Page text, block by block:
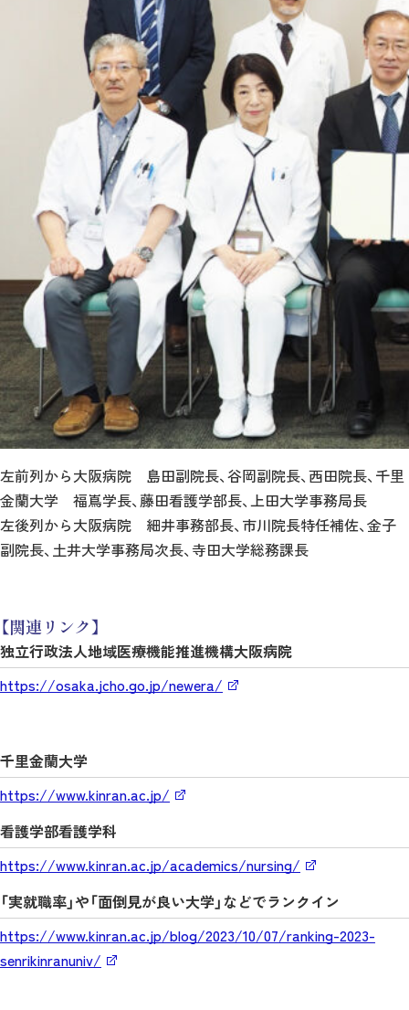
左前列から大阪病院 島田副院長、谷岡副院長、西田院長、千里
金蘭大学 福嶌学長、藤田看護学部長、上田大学事務局長
左後列から大阪病院 細井事務部長、市川院長特任補佐、金子
副院長、土井大学事務局次長、寺田大学総務課長
【関連リンク】
独立行政法人地域医療機能推進機構大阪病院
https://osaka.jcho.go.jp/newera/
千里金蘭大学
https://www.kinran.ac.jp/
看護学部看護学科
https://www.kinran.ac.jp/academics/nursing/
「実就職率」や「面倒見が良い大学」などでランクイン
https://www.kinran.ac.jp/blog/2023/10/07/ranking-2023-
senrikinranuniv/